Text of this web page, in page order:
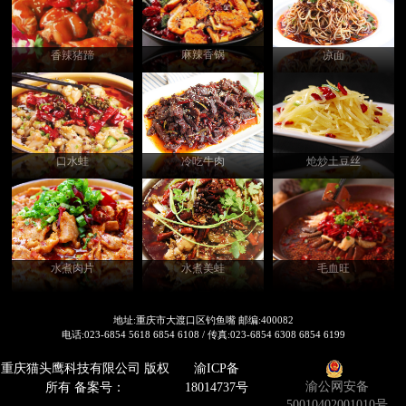
香辣猪蹄
口水蛙
水煮肉片
麻辣香锅
冷吃牛肉
水煮美蛙
凉面
炝炒土豆丝
毛血旺
地址:重庆市大渡口区钓鱼嘴 邮编:400082
电话:023-6854 5618 6854 6108 / 传真:023-6854 6308 6854 6199
重庆猫头鹰科技有限公司 版权
所有 备案号：
渝ICP备
18014737号
渝公网安备